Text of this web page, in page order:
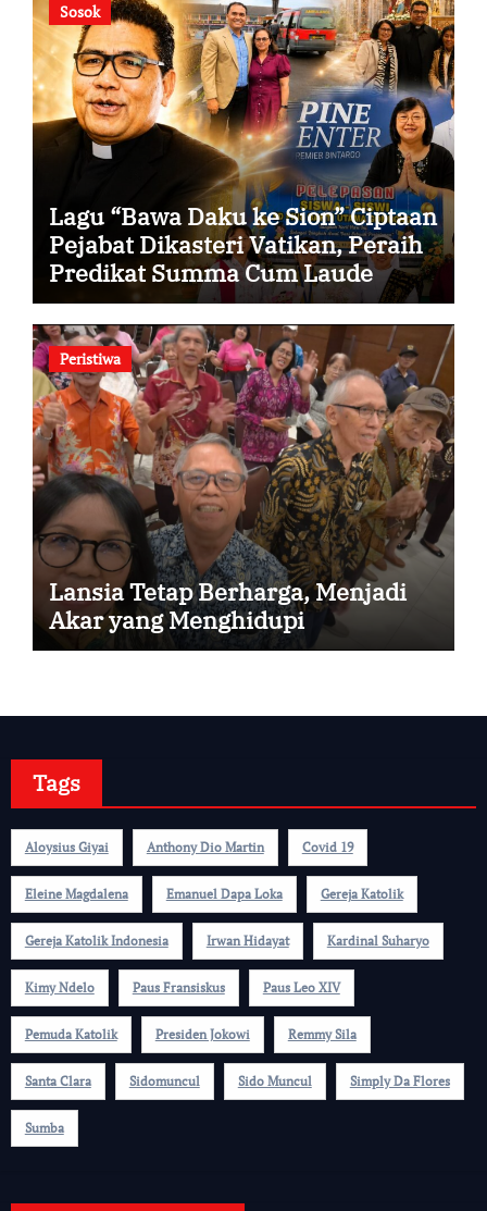
Sosok
Lagu “Bawa Daku ke Sion” Ciptaan
Pejabat Dikasteri Vatikan, Peraih
Predikat Summa Cum Laude
Peristiwa
Lansia Tetap Berharga, Menjadi
Akar yang Menghidupi
Tags
Aloysius Giyai Anthony Dio Martin Covid 19
Eleine Magdalena Emanuel Dapa Loka Gereja Katolik
Gereja Katolik Indonesia Irwan Hidayat Kardinal Suharyo
Kimy Ndelo Paus Fransiskus Paus Leo XIV
Pemuda Katolik Presiden Jokowi Remmy Sila
Santa Clara Sidomuncul Sido Muncul Simply Da Flores
Sumba